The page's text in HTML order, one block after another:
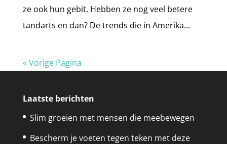
ze ook hun gebit. Hebben ze nog veel betere
tandarts en dan? De trends die in Amerika...
« Vorige Pagina
Laatste berichten
Slim groeien met mensen die meebewegen
Bescherm je voeten tegen teken met deze